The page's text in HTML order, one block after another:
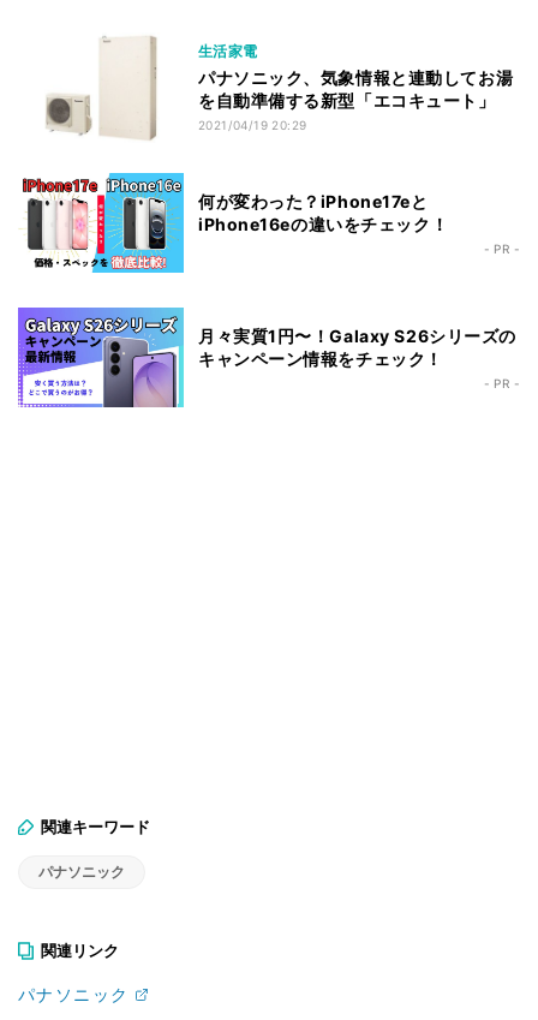
生活家電
パナソニック、気象情報と連動してお湯
を自動準備する新型「エコキュート」
2021/04/19 20:29
何が変わった？iPhone17eと
iPhone16eの違いをチェック！
- PR -
月々実質1円〜！Galaxy S26シリーズの
キャンペーン情報をチェック！
- PR -
関連キーワード
パナソニック
関連リンク
パナソニック